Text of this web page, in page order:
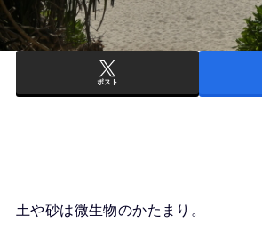
ポスト
土や砂は微生物のかたまり。